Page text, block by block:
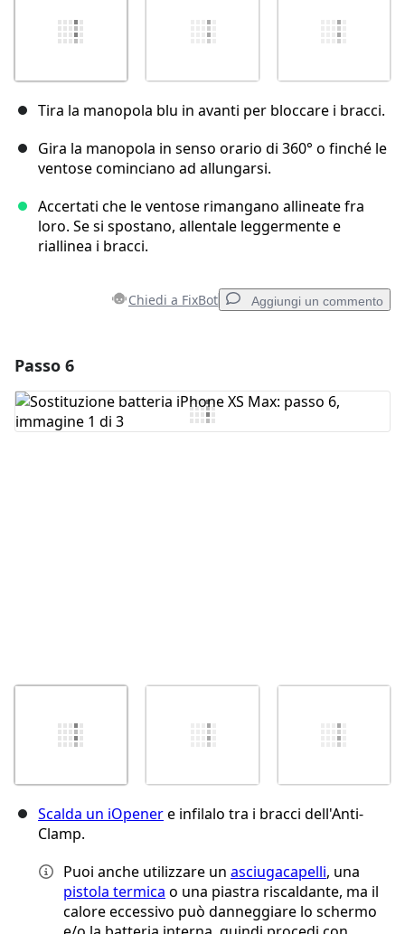
Tira la manopola blu in avanti per bloccare i bracci.
Gira la manopola in senso orario di 360° o finché le
ventose cominciano ad allungarsi.
Accertati che le ventose rimangano allineate fra
loro. Se si spostano, allentale leggermente e
riallinea i bracci.
Chiedi a FixBot Aggiungi un commento
Aggiungi Commento
Passo 6
Scalda un iOpenere infilalo tra i bracci dell'Anti-
Clamp.
Puoi anche utilizzare un asciugacapelli, una
pistola termica o una piastra riscaldante, ma il
calore eccessivo può danneggiare lo schermo